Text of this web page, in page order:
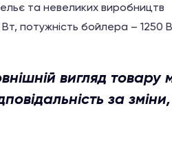
та невеликих виробництв
потужність бойлера – 1250
вигляд
за